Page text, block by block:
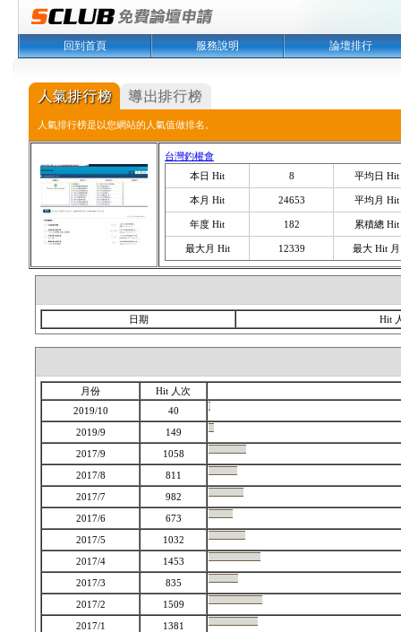
回到首頁 服務說明 論壇排行
人氣排行榜是以您網站的人氣值做排名。
台灣釣權會
本日 Hit
8 平均日 Hit
本月 Hit 24653 平均月 Hit
年度 Hit 182 累積總 Hit
最大月 Hit 12339 最大 Hit 月
日期 Hit
月份
Hit 人次
2019/10
40
2019/9
149
2017/9
1058
2017/8
811
2017/7
982
2017/6
673
2017/5
1032
2017/4
1453
2017/3
835
2017/2
1509
2017/1
1381